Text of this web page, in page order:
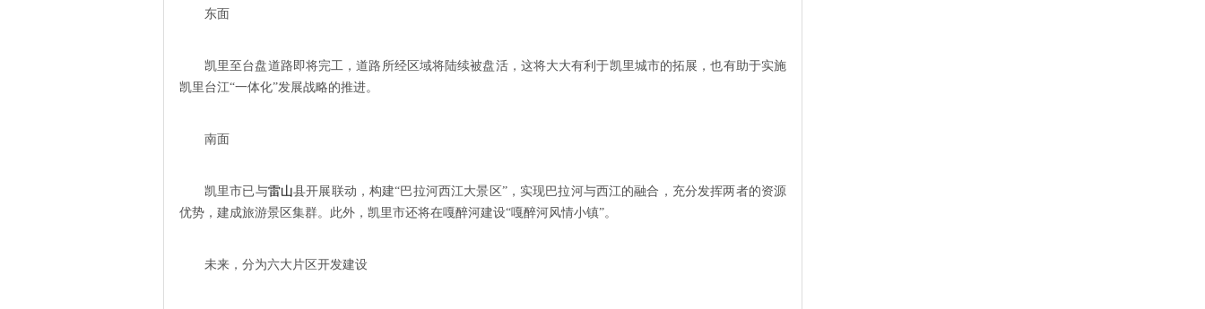
东面
凯里至台盘道路即将完工，道路所经区域将陆续被盘活，这将大大有利于凯里城市的拓展，也有助于实施
凯里台江“一体化”发展战略的推进。
南面
凯里市已与雷山县开展联动，构建“巴拉河西江大景区”，实现巴拉河与西江的融合，充分发挥两者的资源
优势，建成旅游景区集群。此外，凯里市还将在嘎醉河建设“嘎醉河风情小镇”。
未来，分为六大片区开发建设